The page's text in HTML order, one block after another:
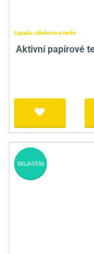
Lapače, střelnice a terče
Aktivní papírové
SKLADEM